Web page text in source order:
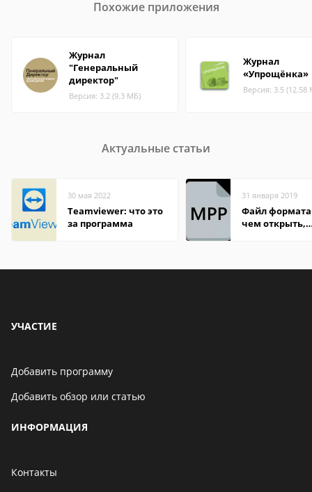
Похожие приложения
Журнал
"Генеральный
директор"
Версия: 3.2 (9.3 МБ)
Журнал
«Упрощёнка»
Версия: 3.5 (12.58
Актуальные статьи
30 мая 2022
Teamviewer: что это
за программа
31 января 2019
Файл
чем открыть,
УЧАСТИЕ
Добавить программу
Добавить обзор или статью
ИНФОРМАЦИЯ
Контакты